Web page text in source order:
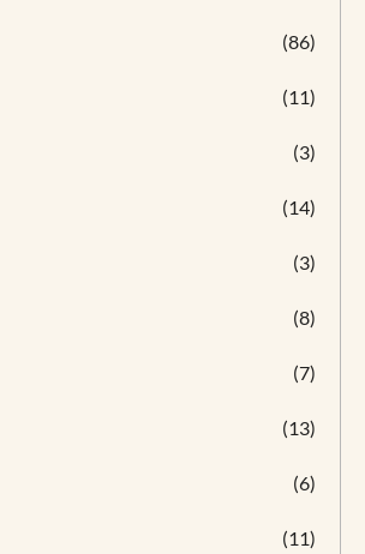
(86)
(11)
(3)
(14)
(3)
(8)
(7)
(13)
(6)
(11)